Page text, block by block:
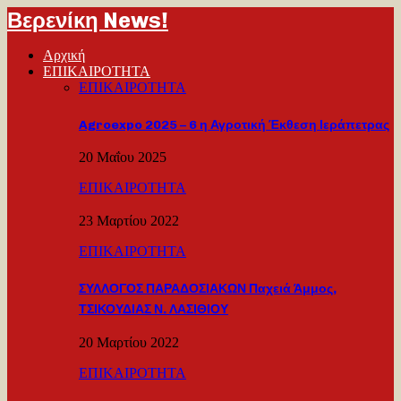
Βερενίκη News!
Αρχική
ΕΠΙΚΑΙΡΟΤΗΤΑ
ΕΠΙΚΑΙΡΟΤΗΤΑ
Agroexpo 2025 – 6 η Αγροτική Έκθεση Ιεράπετρας
20 Μαΐου 2025
ΕΠΙΚΑΙΡΟΤΗΤΑ
23 Μαρτίου 2022
ΕΠΙΚΑΙΡΟΤΗΤΑ
ΣΥΛΛΟΓΟΣ ΠΑΡΑΔΟΣΙΑΚΩΝ Παχειά Άμμος,
ΤΣΙΚΟΥΔΙΑΣ Ν. ΛΑΣΙΘΙΟΥ
20 Μαρτίου 2022
ΕΠΙΚΑΙΡΟΤΗΤΑ